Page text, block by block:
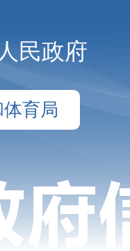
民政府
育局